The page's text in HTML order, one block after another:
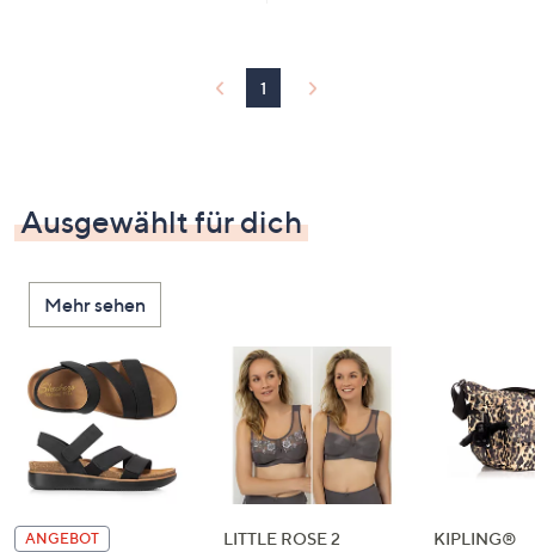
1
Ausgewählt für dich
Mehr sehen
ANGEBOT
LITTLE ROSE 2
KIPLING®